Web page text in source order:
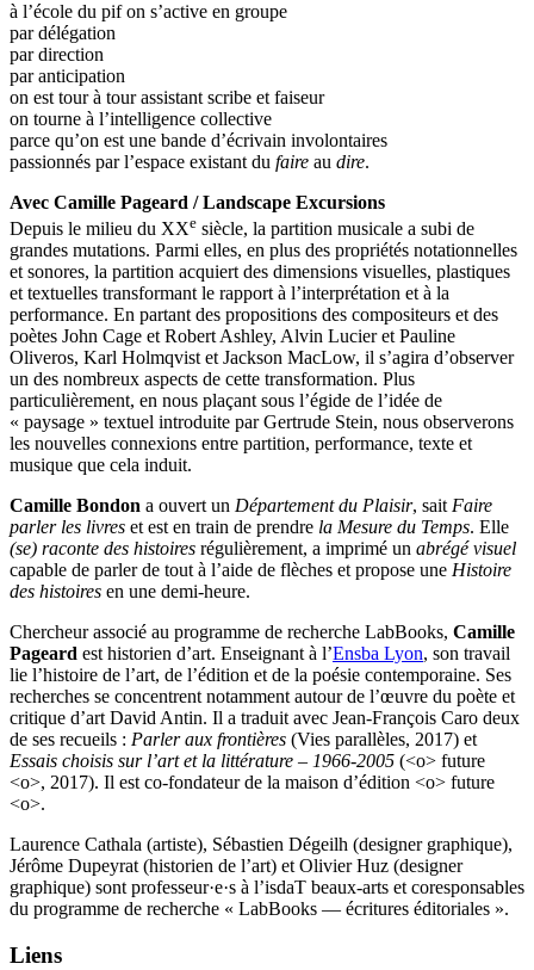
à l’école du pif on s’active en groupe
par délégation
par direction
par anticipation
on est tour à tour assistant scribe et faiseur
on tourne à l’intelligence collective
parce qu’on est une bande d’écrivain involontaires
passionnés par l’espace existant du faire au dire.
Avec Camille Pageard / Landscape Excursions
Depuis le milieu du XXe siècle, la partition musicale a subi de
grandes mutations. Parmi elles, en plus des propriétés notationnelles
et sonores, la partition acquiert des dimensions visuelles, plastiques
et textuelles transformant le rapport à l’interprétation et à la
performance. En partant des propositions des compositeurs et des
poètes John Cage et Robert Ashley, Alvin Lucier et Pauline
Oliveros, Karl Holmqvist et Jackson MacLow, il s’agira d’observer
un des nombreux aspects de cette transformation. Plus
particulièrement, en nous plaçant sous l’égide de l’idée de
« paysage » textuel introduite par Gertrude Stein, nous observerons
les nouvelles connexions entre partition, performance, texte et
musique que cela induit.
Camille Bondon a ouvert un Département du Plaisir, saitFaire
parler les livres et est en train de prendre la Mesure du Temps. Elle
(se) raconte des histoires régulièrement, a imprimé un abrégé visuel
capable de parler de tout à l’aide de flèches et propose une Histoire
des histoires en une demi-heure.
Chercheur associé au programme de recherche LabBooks, Camille
Pageard est historien d’art. Enseignant à l’Ensba Lyon, son travail
lie l’histoire de l’art, de l’édition et de la poésie contemporaine. Ses
recherches se concentrent notamment autour de l’œuvre du poète et
critique d’art David Antin. Il a traduit avec Jean-François Caro deux
de ses recueils : Parler aux frontières (Vies parallèles, 2017) et
Essais choisis sur l’art et la littérature – 1966-2005 (<o> future
<o>, 2017). Il est co-fondateur de la maison d’édition <o> future
<o>.
Laurence Cathala (artiste), Sébastien Dégeilh (designer graphique),
Jérôme Dupeyrat (historien de l’art) et Olivier Huz (designer
graphique) sont professeur·e·s à l’isdaT beaux-arts et coresponsables
du programme de recherche « LabBooks — écritures éditoriales ».
Liens